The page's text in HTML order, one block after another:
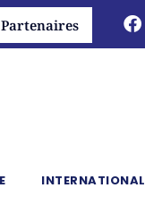
INTERNATIONAL